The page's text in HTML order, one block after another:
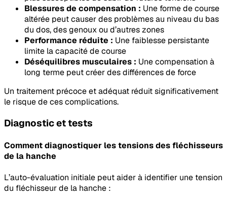
Blessures de compensation : Une forme de course
altérée peut causer des problèmes au niveau du bas
du dos, des genoux ou d’autres zones
Performance réduite : Une faiblesse persistante
limite la capacité de course
Déséquilibres musculaires : Une compensation à
long terme peut créer des différences de force
Un traitement précoce et adéquat réduit significativement
le risque de ces complications.
Diagnostic et tests
Comment diagnostiquer les tensions des fléchisseurs
de la hanche
L’auto-évaluation initiale peut aider à identifier une tension
du fléchisseur de la hanche :